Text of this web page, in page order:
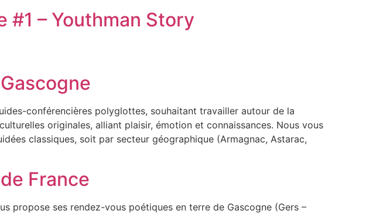
#1 – Youthman Story
conférencières polyglottes, souhaitant travailler autour de la
originales, alliant plaisir, émotion et connaissances. Nous vous
classiques, soit par secteur géographique (Armagnac, Astarac,
France
propose ses rendez-vous poétiques en terre de Gascogne (Gers –